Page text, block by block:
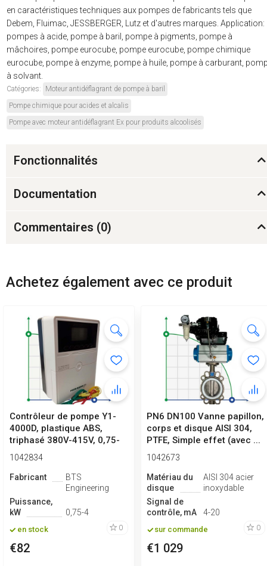
en caractéristiques techniques aux pompes de fabricants tels que
Debem, Fluimac, JESSBERGER, Lutz et d'autres marques. Application:
pompes à acide, pompe à baril, pompe à pigments, pompe à
mâchoires, pompe eurocube, pompe eurocube, pompe chimique
eurocube, pompe à enzyme, pompe à huile, pompe à carburant,
à solvant.
Catégories:
Moteur antidéflagrant de pompe à baril
Pompe chimique pour acides et alcalis
Pompe avec moteur antidéflagrant Ex pour produits alcoolisés
Fonctionnalités
Documentation
Commentaires (0)
Achetez également avec ce produit
Contrôleur de pompe Y1-
4000D, plastique ABS,
triphasé 380V-415V, 0,75-
4kW
1042834
Fabricant
BTS
Engineering
Puissance,
kW
0,75-4
en stock 0
€82
PN6 DN100 Vanne papillon,
corps et disque AISI 304,
PTFE, Simple effet (avec ...
1042673
Matériau du
disque
AISI 304 acier
inoxydable
Signal de
contrôle, mA
4-20
sur commande 0
€1 029